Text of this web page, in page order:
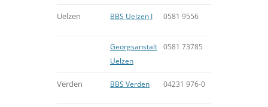
Uelzen BBS Uelzen I 0581 9556
Georgsanstalt
Uelzen
0581 73785
Verden BBS Verden 04231 976-0